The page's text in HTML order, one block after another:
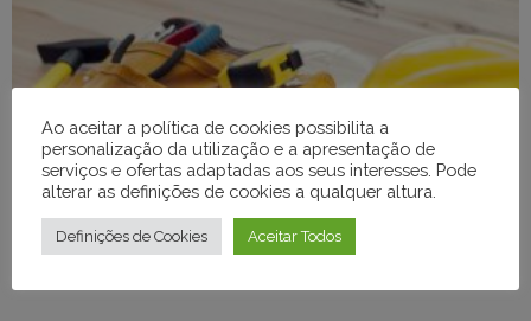
Medidas de Autoproteção
Ao aceitar a política de cookies possibilita a
personalização da utilização e a apresentação de
serviços e ofertas adaptadas aos seus interesses. Pode
alterar as definições de cookies a qualquer altura.
Definições de Cookies Aceitar Todos